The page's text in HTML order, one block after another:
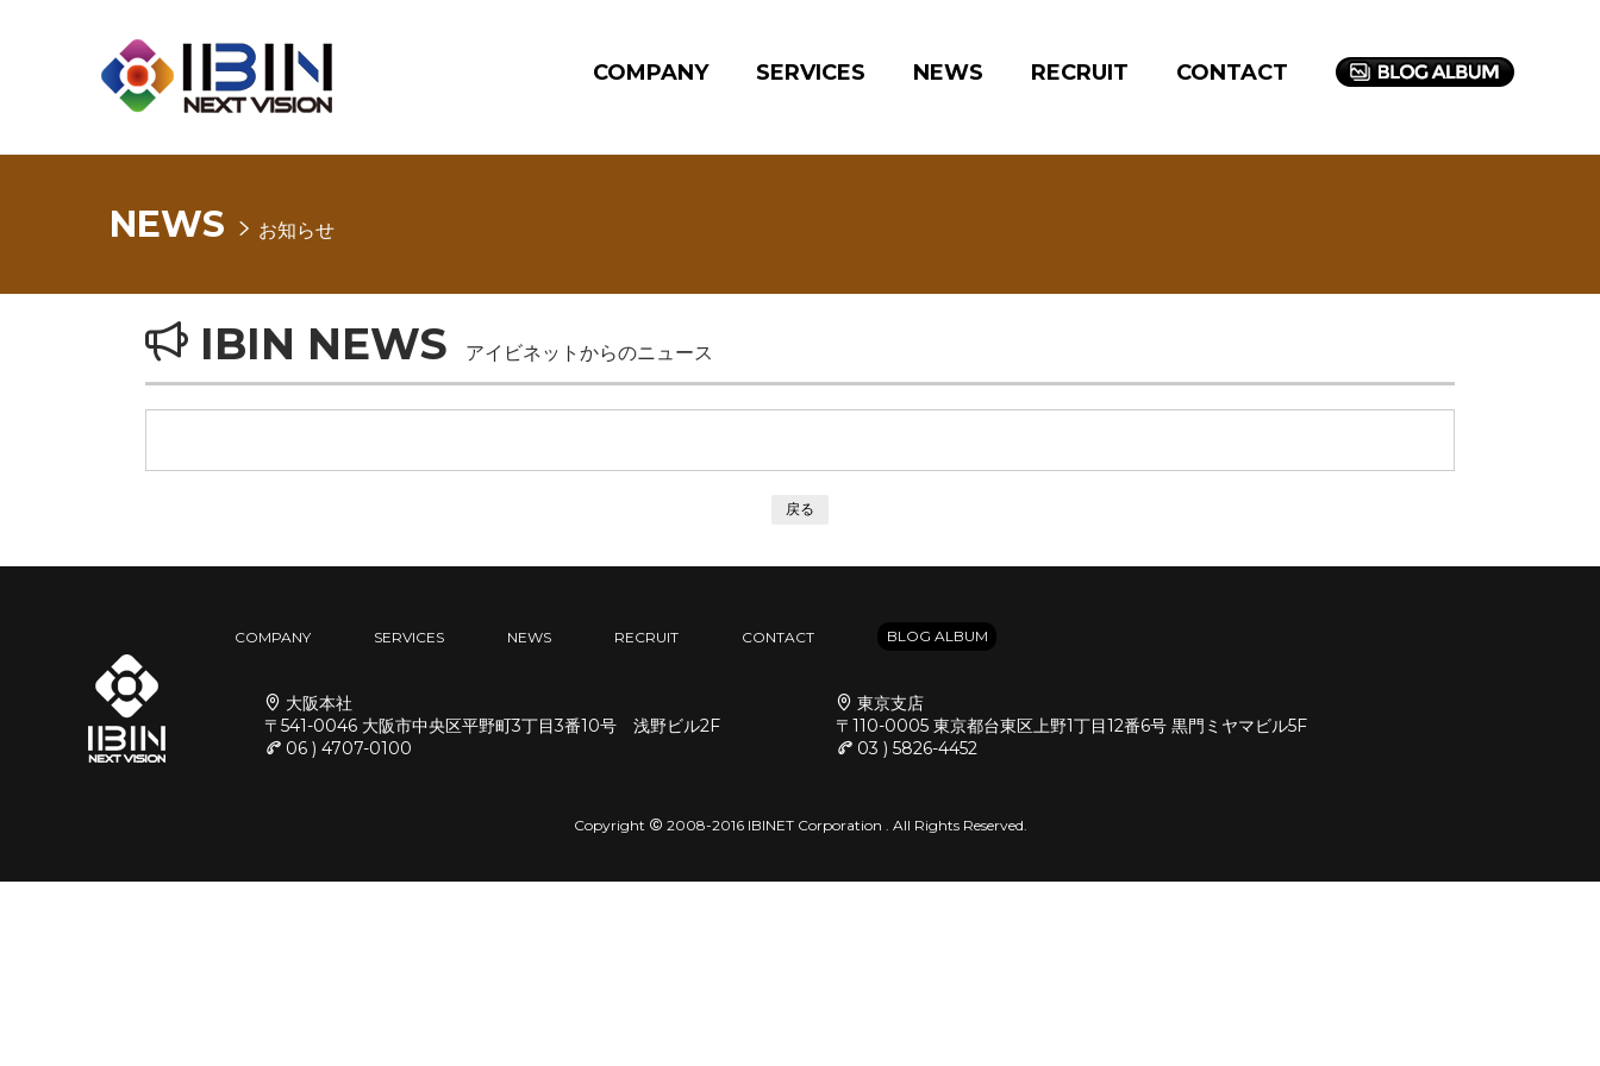
COMPANY SERVICES NEWS RECRUIT CONTACT
NEWS お知らせ
IBIN NEWS アイビネットからのニュース
戻る
COMPANY SERVICES NEWS RECRUIT CONTACT BLOG ALBUM
大阪本社
〒541-0046 大阪市中央区平野町3丁目3番10号 浅野ビル2F
06 ) 4707-0100
東京支店
〒110-0005 東京都台東区上野1丁目12番6号 黒門ミヤマビル5F
03 ) 5826-4452
Copyright 2008-2016 IBINET Corporation . All Rights Reserved.